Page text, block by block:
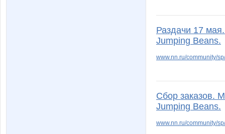
Раздачи 17
Jumping Beans.
www.nn.ru/community/
Сбор заказов.
Jumping Beans.
www.nn.ru/community/